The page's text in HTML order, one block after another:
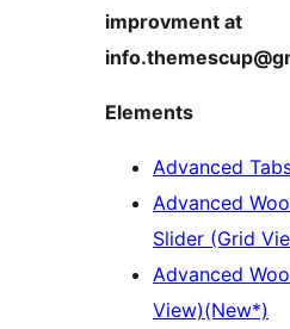
improvment at
Elements
Advanced
Advanced
Slider (Grid
Advanced
View)(New*)